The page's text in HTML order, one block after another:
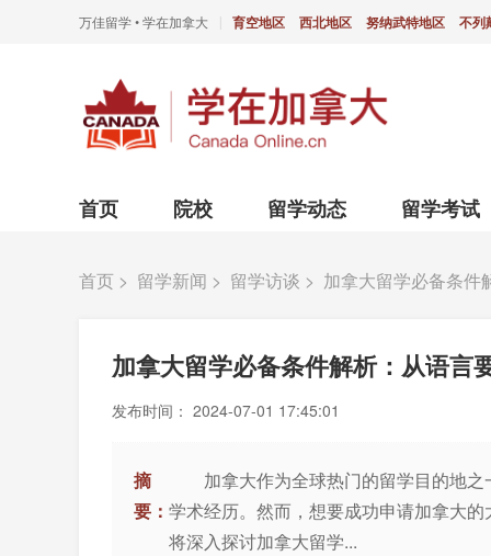
万佳留学 • 学在加拿大 育空地区 西北地区 努纳武特地区 不列
首页 院校 留学动态 留学考试
首页 > 留学新闻 > 留学访谈 > 加拿大留学必备条件
加拿大留学必备条件解析：从语言
发布时间： 2024-07-01 17:45:01
摘
要：
加拿大作为全球热门的留学目的地之
学术经历。然而，想要成功申请加拿大
将深入探讨加拿大留学...